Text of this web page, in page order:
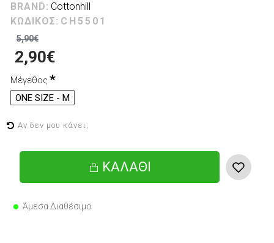
BRAND: Cottonhill
ΚΩΔΙΚΟΣ: CH5501
2,90€
5,90€
Μέγεθος
ONE SIZE - M
ΚΑΛΆΘΙ
Αν δεν μου κάνει;
Άμεσα Διαθέσιμο